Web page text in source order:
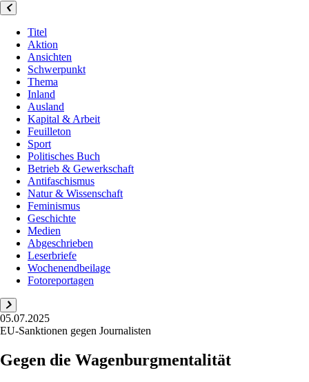
Titel
Aktion
Ansichten
Schwerpunkt
Thema
Inland
Ausland
Kapital & Arbeit
Feuilleton
Sport
Politisches Buch
Betrieb & Gewerkschaft
Antifaschismus
Natur & Wissenschaft
Feminismus
Geschichte
Medien
Abgeschrieben
Leserbriefe
Wochenendbeilage
Fotoreportagen
05.07.2025
EU-Sanktionen gegen Journalisten
Gegen die Wagenburgmentalität